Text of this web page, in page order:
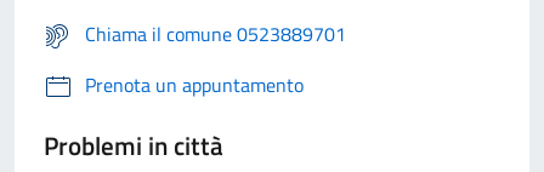
Chiama il comune 0523889701
Prenota un appuntamento
Problemi in città